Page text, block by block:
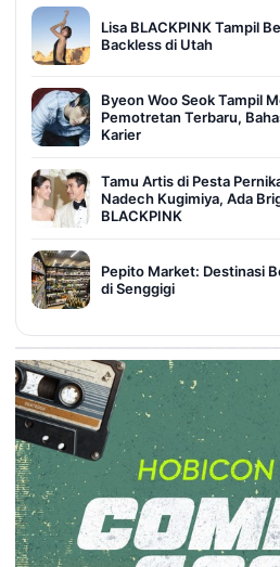
Lisa BLACKPINK Tampil
Backless di Utah
Byeon Woo Seok Tampil
Pemotretan Terbaru,
Karier
Tamu Artis di Pesta
Nadech Kugimiya, Ada
BLACKPINK
Pepito Market: Destinasi
di Senggigi